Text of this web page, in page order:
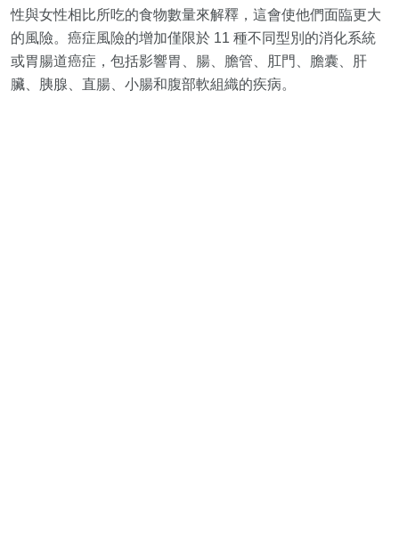
性與女性相比所吃的食物數量來解釋，這會使他們面臨更大
的風險。癌症風險的增加僅限於 11 種不同型別的消化系統
或胃腸道癌症，包括影響胃、腸、膽管、肛門、膽囊、肝
臟、胰腺、直腸、小腸和腹部軟組織的疾病。